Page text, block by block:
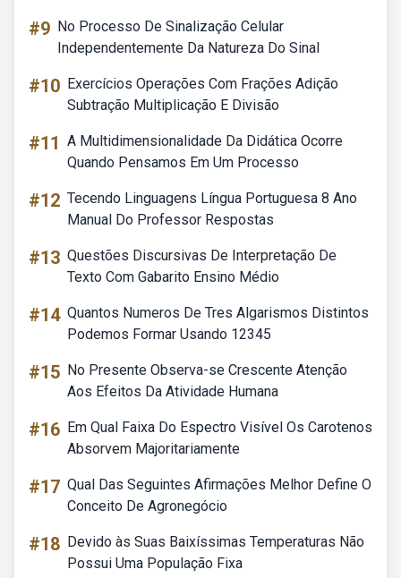
#9 No Processo De Sinalização Celular
Independentemente Da Natureza Do Sinal
#10 Exercícios Operações Com Frações Adição
Subtração Multiplicação E Divisão
#11 A Multidimensionalidade Da Didática Ocorre
Quando Pensamos Em Um Processo
#12 Tecendo Linguagens Língua Portuguesa 8 Ano
Manual Do Professor Respostas
#13 Questões Discursivas De Interpretação De
Texto Com Gabarito Ensino Médio
#14 Quantos Numeros De Tres Algarismos Distintos
Podemos Formar Usando 12345
#15 No Presente Observa-se Crescente Atenção
Aos Efeitos Da Atividade Humana
#16 Em Qual Faixa Do Espectro Visível Os Carotenos
Absorvem Majoritariamente
#17 Qual Das Seguintes Afirmações Melhor Define O
Conceito De Agronegócio
#18 Devido às Suas Baixíssimas Temperaturas Não
Possui Uma População Fixa